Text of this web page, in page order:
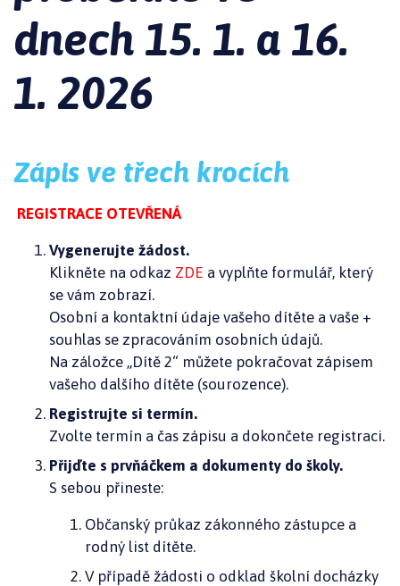
dnech 15. 1. a 16.
1. 2026
Zápis ve třech krocích
REGISTRACE OTEVŘENÁ
Vygenerujte žádost.
Klikněte na odkaz ZDE a vyplňte formulář, který
se vám zobrazí.
Osobní a kontaktní údaje vašeho dítěte a vaše +
souhlas se zpracováním osobních údajů.
Na záložce „Dítě 2“ můžete pokračovat zápisem
vašeho dalšího dítěte (sourozence).
Registrujte si termín.
Zvolte termín a čas zápisu a dokončete registraci.
Přijďte s prvňáčkem a dokumenty do školy.
S sebou přineste:
Občanský průkaz zákonného zástupce a
rodný list dítěte.
V případě žádosti o odklad školní docházky